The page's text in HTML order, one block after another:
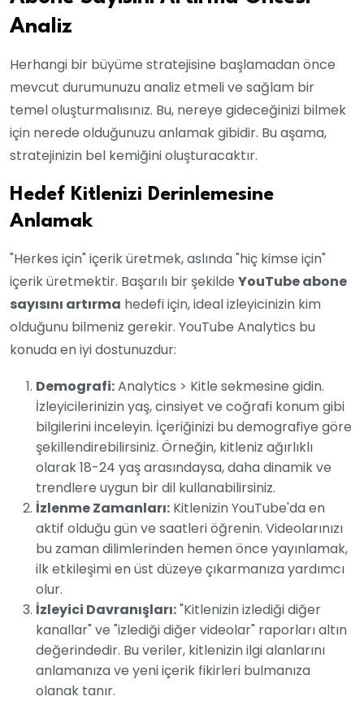
Analiz
Herhangi bir büyüme stratejisine başlamadan önce
mevcut durumunuzu analiz etmeli ve sağlam bir
temel oluşturmalısınız. Bu, nereye gideceğinizi bilmek
için nerede olduğunuzu anlamak gibidir. Bu aşama,
stratejinizin bel kemiğini oluşturacaktır.
Hedef Kitlenizi Derinlemesine
Anlamak
"Herkes için" içerik üretmek, aslında "hiç kimse için"
içerik üretmektir. Başarılı bir şekilde YouTube abone
sayısını artırma hedefi için, ideal izleyicinizin kim
olduğunu bilmeniz gerekir. YouTube Analytics bu
konuda en iyi dostunuzdur:
Demografi:Analytics > Kitle sekmesine gidin.
İzleyicilerinizin yaş, cinsiyet ve coğrafi konum gibi
bilgilerini inceleyin. İçeriğinizi bu demografiye göre
şekillendirebilirsiniz. Örneğin, kitleniz ağırlıklı
olarak 18-24 yaş arasındaysa, daha dinamik ve
trendlere uygun bir dil kullanabilirsiniz.
İzlenme Zamanları: Kitlenizin YouTube'da en
aktif olduğu gün ve saatleri öğrenin. Videolarınızı
bu zaman dilimlerinden hemen önce yayınlamak,
ilk etkileşimi en üst düzeye çıkarmanıza yardımcı
olur.
İzleyici Davranışları:"Kitlenizin izlediği diğer
kanallar" ve "izlediği diğer videolar" raporları altın
değerindedir. Bu veriler, kitlenizin ilgi alanlarını
anlamanıza ve yeni içerik fikirleri bulmanıza
olanak tanır.